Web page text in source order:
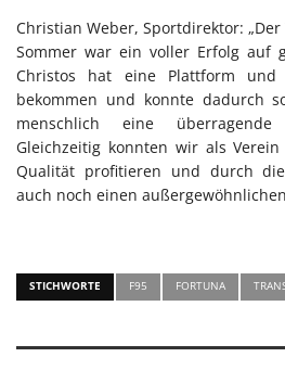
Christian Weber, Sportdirektor:
Sommer war ein voller Erfolg auf
Christos hat eine Plattform und
bekommen und konnte dadurch
menschlich eine überragende
Gleichzeitig konnten wir als
Qualität profitieren und durch
auch noch einen
STICHWORTE F95 FORTUNA